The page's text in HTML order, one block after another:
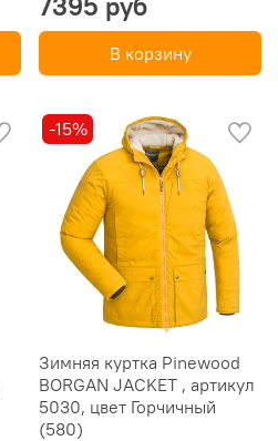
В корзину
-15%
Зимняя куртка Pinewood
BORGAN JACKET , артикул
5030, цвет Горчичный
(580)